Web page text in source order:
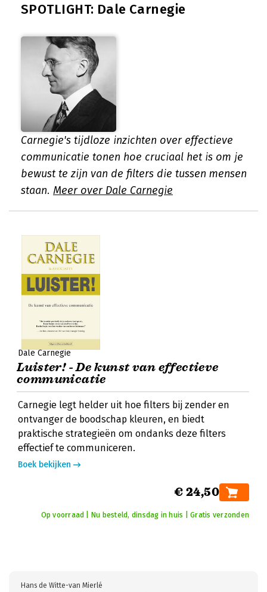
SPOTLIGHT: Dale Carnegie
Carnegie's tijdloze inzichten over effectieve
communicatie tonen hoe cruciaal het is om je
bewust te zijn van de filters die tussen mensen
staan. Meer over Dale Carnegie
Dale Carnegie
Luister! - De kunst van effectieve
communicatie
Carnegie legt helder uit hoe filters bij zender en
ontvanger de boodschap kleuren, en biedt
praktische strategieën om ondanks deze filters
effectief te communiceren.
Boek bekijken
€ 24,50
Op voorraad | Nu besteld, dinsdag in huis | Gratis verzonden
Hans de Witte-van Mierlé